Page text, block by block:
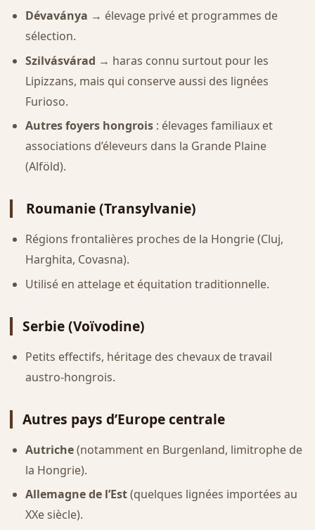
Dévaványa → élevage privé et programmes de
sélection.
Szilvásvárad → haras connu surtout pour les
Lipizzans, mais qui conserve aussi des lignées
Furioso.
Autres foyers hongrois: élevages familiaux et
associations d’éleveurs dans la Grande Plaine
(Alföld).
Roumanie (Transylvanie)
Régions frontalières proches de la Hongrie (Cluj,
Harghita, Covasna).
Utilisé en attelage et équitation traditionnelle.
Serbie (Voïvodine)
Petits effectifs, héritage des chevaux de travail
austro-hongrois.
Autres pays d’Europe centrale
Autriche(notamment en Burgenland, limitrophe de
la Hongrie).
Allemagne de l’Est(quelques lignées importées au
XXe siècle).